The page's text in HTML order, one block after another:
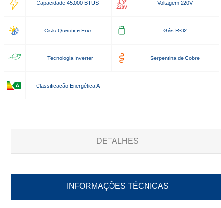
Capacidade 45.000 BTUS Voltagem 220V
Ciclo Quente e Frio Gás R-32
Tecnologia Inverter Serpentina de Cobre
Classificação Energética A
DETALHES
INFORMAÇÕES TÉCNICAS